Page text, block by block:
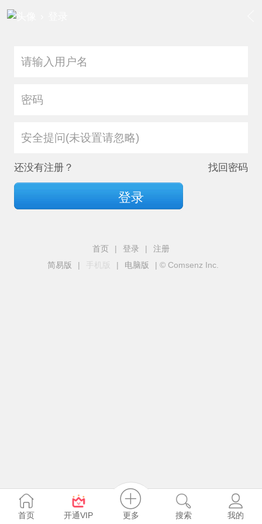
安全提问(未设置请忽略)
还没有注册？ 找回密码
登录
首页 | 登录 |
注册
简易版
| 手机版 | 电脑版 | © Comsenz Inc.
首页 开通VIP 更多 搜索 我的